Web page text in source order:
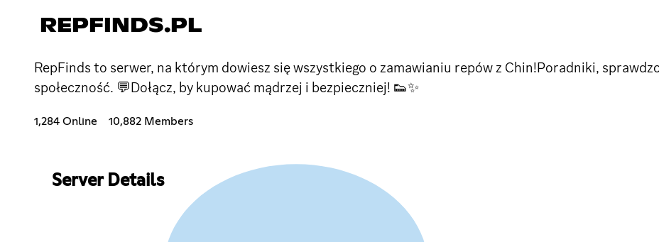
REPFINDS.PL
RepFinds to serwer, na którym dowiesz się wszystkiego o zamawianiu repów z Chin!Poradniki,
społeczność. 💬Dołącz, by kupować mądrzej i bezpieczniej! 👟✨
1,284 Online 10,882 Members
Server Details